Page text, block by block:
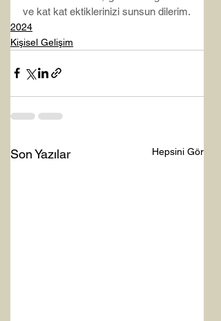
ve kat kat ektiklerinizi sunsun dilerim.
2024
Kişisel Gelişim
Son Yazılar Hepsini Gör